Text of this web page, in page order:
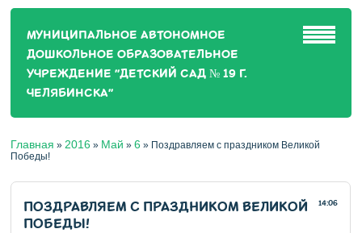
МУНИЦИПАЛЬНОЕ АВТОНОМНОЕ
ДОШКОЛЬНОЕ ОБРАЗОВАТЕЛЬНОЕ
УЧРЕЖДЕНИЕ "ДЕТСКИЙ САД № 19 Г.
ЧЕЛЯБИНСКА"
Главная »2016 » Май »6 » Поздравляем с праздником Великой
Победы!
14:06
ПОЗДРАВЛЯЕМ С ПРАЗДНИКОМ ВЕЛИКОЙ
ПОБЕДЫ!